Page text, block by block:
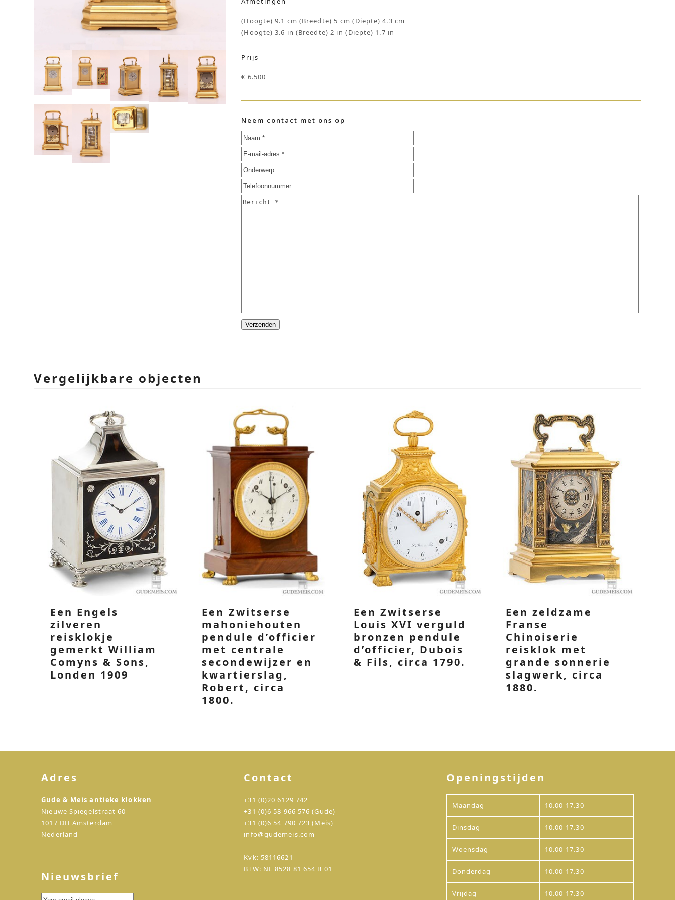
(Hoogte) 9.1 cm (Breedte) 5 cm (Diepte) 4.3 cm
(Hoogte) 3.6 in (Breedte) 2 in (Diepte) 1.7 in
Prijs
€ 6.500
Neem contact met ons op
Please
Vergelijkbare objecten
Een Engels
zilveren
reisklokje
gemerkt William
Comyns & Sons,
Londen 1909
Een Zwitserse
mahoniehouten
pendule d’officier
met centrale
secondewijzer en
kwartierslag,
Robert, circa
1800.
Een Zwitserse
Louis XVI verguld
bronzen pendule
d’officier, Dubois
& Fils, circa 1790.
Een zeldzame
Franse
Chinoiserie
reisklok met
grande sonnerie
slagwerk, circa
1880.
Adres
Gude & Meis antieke klokken
Nieuwe Spiegelstraat 60
1017 DH Amsterdam
Nederland
Nieuwsbrief
Contact
+31 (0)20 6129 742
+31 (0)6 58 966 576 (Gude)
+31 (0)6 54 790 723 (Meis)
info@gudemeis.com
Kvk: 58116621
BTW: NL 8528 81 654 B 01
Openingstijden
Maandag 10.00-17.30
Dinsdag 10.00-17.30
Woensdag 10.00-17.30
Donderdag 10.00-17.30
Vrijdag 10.00-17.30